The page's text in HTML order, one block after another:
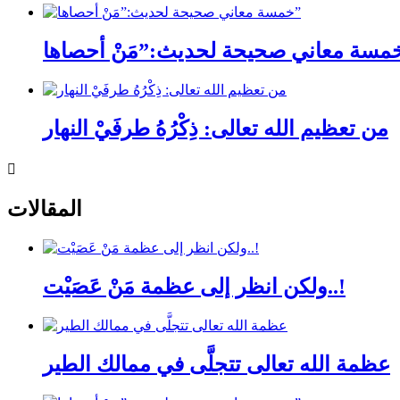
من تعظيم الله تعالى: ذِكْرُهُ طرفَيْ النهار
المقالات
ولكن انظر إلى عظمة مَنْ عَصَيْت..!
عظمة الله تعالى تتجلَّى في ممالك الطير